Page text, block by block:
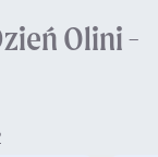
Olini -